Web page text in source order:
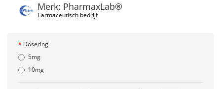
Merk: PharmaxLab®
Farmaceutisch bedrijf
Dosering
5mg
10mg